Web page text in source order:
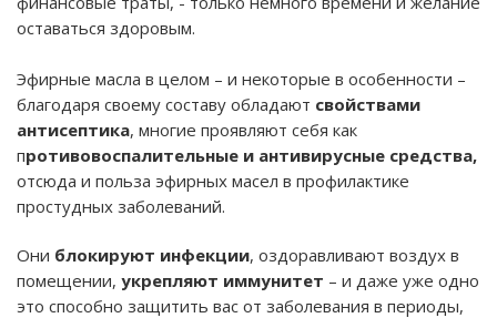
оставаться здоровым.
Эфирные масла в целом – и некоторые в особенности –
благодаря своему составу обладают свойствами
антисептика, многие проявляют себя как
противовоспалительные и антивирусные средства,
отсюда и польза эфирных масел в профилактике
простудных заболеваний.
Они блокируют инфекции, оздоравливают воздух в
помещении, укрепляют иммунитет – и даже уже одно
это способно защитить вас от заболевания в периоды,